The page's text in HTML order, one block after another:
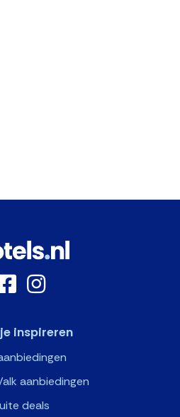
inspireren
aanbiedingen
deals